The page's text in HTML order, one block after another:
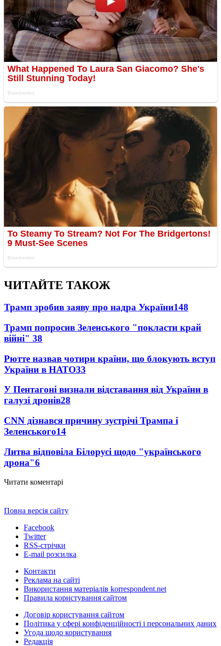
ЧИТАЙТЕ ТАКОЖ
Трамп зробив заяву про надра України148
Трамп попросив Зеленського "покласти край
війні" 38
Рютте назвав чотири країни, що блокують вступ
України в НАТО33
У Пентагоні визнали відставання від України в
галузі дронів28
CNN дізнався причину зустрічі Трампа і
Зеленського14
Литва відповіла Білорусі щодо "українського
дрона"6
Читати коментарі
Повна версія сайту
Facebook
Twitter
RSS-стрічки
E-mail розсилка
Контакти
Реклама на сайті
Використання матеріалів korrespondent.net
Правила користування сайтом
Договір користування сайтом
Політика у сфері конфіденційності і персональних даних
Угода щодо користування
Редакція